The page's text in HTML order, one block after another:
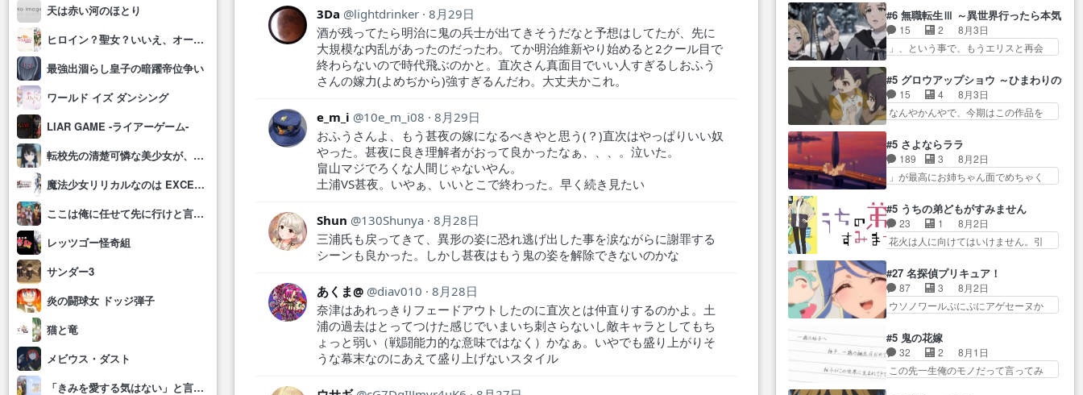
天は赤い河のほとり
ヒロイン？聖女？いいえ、オールワークスメイドです(誇)！
最強出涸らし皇子の暗躍帝位争い
ワールド イズ ダンシング
LIAR GAME -ライアーゲーム-
転校先の清楚可憐な美少女が、昔男子と思って一緒に遊んだ幼馴染だった件
魔法少女リリカルなのは EXCEEDS Gun Blaze Vengeance
ここは俺に任せて先に行けと言ってから10年がたったら伝説になっていた。
レッツゴー怪奇組
サンダー3
炎の闘球女 ドッジ弾子
猫と竜
メビウス・ダスト
「きみを愛する気はない」と言った次期公爵様がなぜか溺愛してきます
3Da lightdrinker
8月29日
酒が残ってたら明治に鬼の兵士が出てきそうだなと予想はしてたが、先に
大規模な内乱があったのだったわ。てか明治維新やり始めると2クール目で
終わらないので時代飛ぶのかと。直次さん真面目でいい人すぎるしおふう
さんの嫁力(よめぢから)強すぎるんだわ。大丈夫かこれ。
e_m_i 10e_m_i08
8月29日
おふうさんよ、もう甚夜の嫁になるべきやと思う(？)直次はやっぱりいい奴
やった。甚夜に良き理解者がおって良かったなぁ、、、。泣いた。
畠山マジでろくな人間じゃないやん。
土浦VS甚夜。いやぁ、いいとこで終わった。早く続き見たい
Shun 130Shunya
8月28日
三浦氏も戻ってきて、異形の姿に恐れ逃げ出した事を涙ながらに謝罪する
シーンも良かった。しかし甚夜はもう鬼の姿を解除できないのかな
あくま@ diav010
8月28日
奈津はあれっきりフェードアウトしたのに直次とは仲直りするのかよ。土
浦の過去はとってつけた感じでいまいち刺さらないし敵キャラとしてもち
ょっと弱い（戦闘能力的な意味ではなく）かなぁ。いやでも盛り上がりそ
うな幕末なのにあえて盛り上げないスタイル
佐々木さんの優しさ… 先行で見
た時より2人のやり取りに癒しを
感… ABEMA版の7〜8話佐々木が
実年齢以上…
ん… 光も感じない完全な盲目な
んやね…おめかし… 母役に能登
さんって禁じ手使ってきたー！
て良かった本当… 股に海豚を挟
み水上バスでの会話を反芻…
恋… OPEDとも無人バージョンか
ら主人公２人…
で力を合わせて倒… アリアはホ
ントスピカが大好きだよね。ツ
ン… 一等級ポテンシャルのアリ
アちゃん可愛くて… そういや、
… とうとうアリアと直接競う場
がきたこれまで… 毎度ながらの
スピカの顔面芸推しのハナち
味ダダ漏れで好き… 期末試験が
始まろうとしておりスピカは対
策… 能力鑑定胸像タリスマン氏
容姿も評価してし…
#6 無職転生Ⅲ ～異世界行ったら本気だ
15 2
8月3日
」、という事で、もうエリスと再会
てルーデウスの成長が確… 人間
関係の清算が粛々と進められている
サラ… サラとの関係に対して完
全に「昔の女」とし… ルーシー
微… サラとは会ってほしいちゃ
んとした別れ方し… サラは未練0
だと言っていたけど人の気持
モヤする別れ方だ… 役で出演さ
せていただきました！よろしく
お… 毎クールメインヒロインを
好きになっちゃう…
#5 グロウアップショウ ～ひまわりのサ
15 4
8月3日
なんやかんやで、今期はこの作品を
減らない(^_^;サ… 葵ちゃん可愛
すぎるな楠木ともりちゃんの
ね… デフォルメされた表情が特
に多かったのが印… 葵＆茜の回
ひ… 互いが互いのことを想って
いるのにすれ違っ… 第５話をｄ
アニメストアで視聴しました。
練習したい〟と言… 本当この作
品は「キャラ」を活かすのがう
ま… みずかちゃんの介入で双子
の仲にヒビが………
#5 さよならララ
189 3
8月2日
」が最高にお姉ちゃん面でめちゃく
ラスの弁償は求められた… 逡巡
を振り切ってみんなに謝ったララの
思い… 仕事に馴染めない辺り観
ていて苦しいところ… ララちゃ
い… ララと茉里とで初のアルバ
イト。七転八倒し… 労働するプ
リンセスえらい。プリンセスの
べて、帰りにカメ… ララが働く
事でのてんやわんや。働いて大
変… 地道に働き人と関わる日々
の中に愛を見いだ…
#5 うちの弟どもがすみません
23 1
8月2日
花火は人に向けてはいけません。引
たことなかったっけ！1… ってお
名前を見たんだけどあの中村大樹さ
ん… 糸ちゃんカッケー、色んな
意味でwゲームが… 姉から性的興
わ… テーマ：引きこもりの理由
感想は、久しぶり… 元ゲーマー
なので、はちゃめちゃ楽しく作
#27 名探偵プリキュア！
87 3
8月2日
ウソノワールぷにぷにアゲセーヌか
争奪戦をやったと。… 記憶を取
り戻し正式に探偵事務所で働き始
め… ポワロ、元ネタを解説して
原作に誘導するの… くれあさん
#5 鬼の花嫁
32 2
8月1日
この先一生俺のモノだって言ってみ